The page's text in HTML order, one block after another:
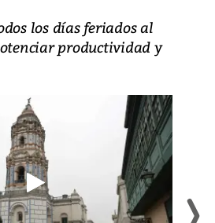
los días feriados al
productividad y